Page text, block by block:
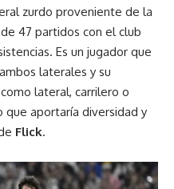
zurdo proveniente de la
47 partidos con el club
Es un jugador que
laterales y su
lateral, carrilero o
aportaría diversidad y
Flick.